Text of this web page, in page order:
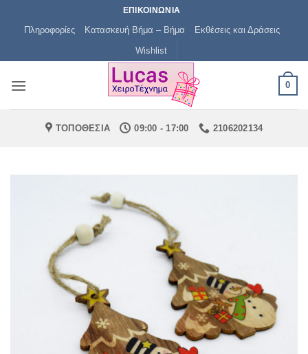
ΕΠΙΚΟΙΝΩΝΙΑ
Πληροφορίες Κατασκευή Βήμα – Βήμα
Εκθέσεις και Δράσεις
Wishlist
0
ΤΟΠΟΘΕΣΙΑ 09:00 - 17:00 2106202134